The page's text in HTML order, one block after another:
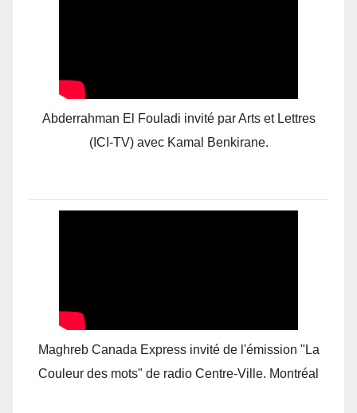
Abderrahman El Fouladi invité par Arts et Lettres
(ICI-TV) avec Kamal Benkirane.
Maghreb Canada Express invité de l'émission "La
Couleur des mots" de radio Centre-Ville. Montréal